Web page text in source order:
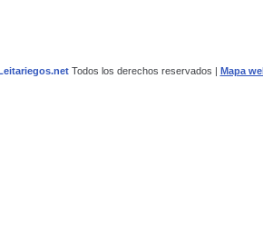
Leitariegos.netTodos los derechos reservados | Mapa